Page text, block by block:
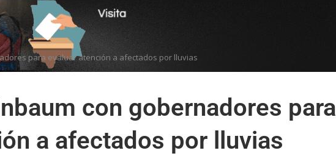
para evaluar atención a afectados por lluvias
con gobernadores para
a afectados por lluvias